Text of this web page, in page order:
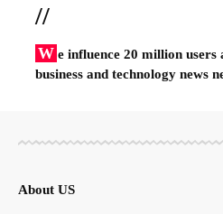
//
W e influence 20 million users
business and technology news
About US